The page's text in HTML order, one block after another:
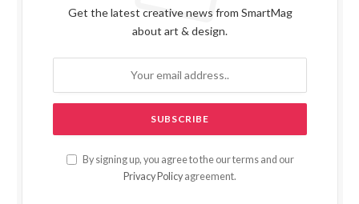
Get the latest creative news from SmartMag
about art & design.
By signing up, you agree to the our terms and our
Privacy Policy agreement.